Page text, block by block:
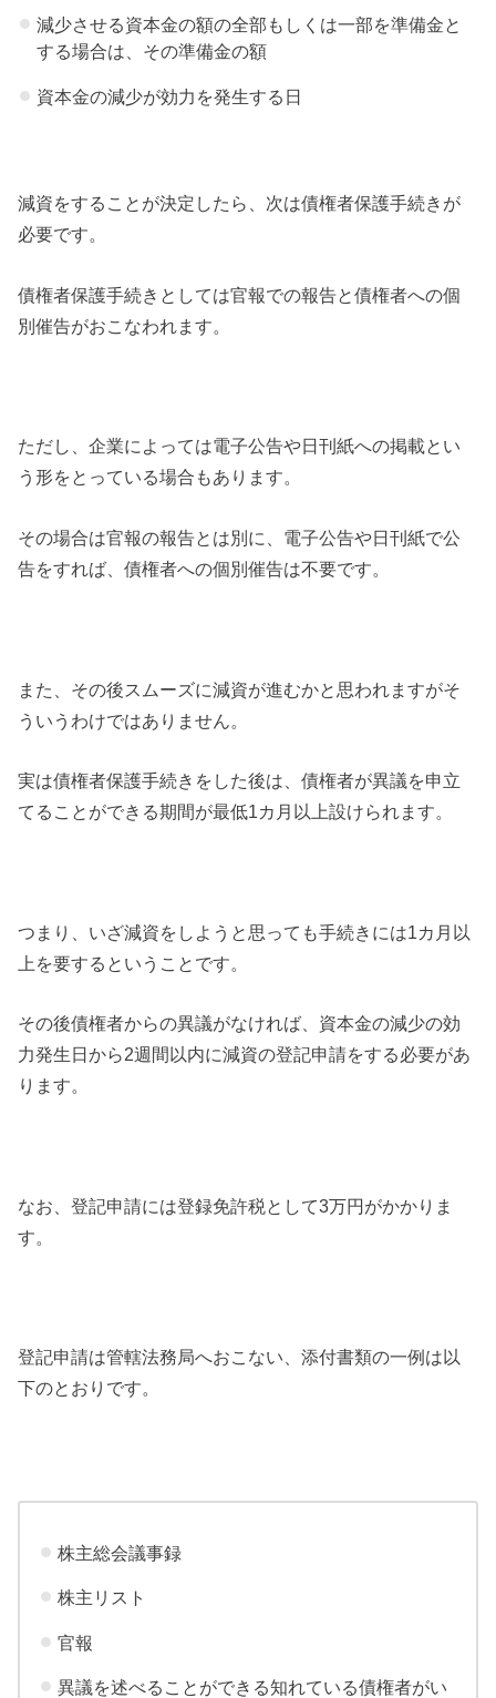
減少させる資本金の額の全部もしくは一部を準備金と
する場合は、その準備金の額
資本金の減少が効力を発生する日
減資をすることが決定したら、次は債権者保護手続きが
必要です。
債権者保護手続きとしては官報での報告と債権者への個
別催告がおこなわれます。
ただし、企業によっては電子公告や日刊紙への掲載とい
う形をとっている場合もあります。
その場合は官報の報告とは別に、電子公告や日刊紙で公
告をすれば、債権者への個別催告は不要です。
また、その後スムーズに減資が進むかと思われますがそ
ういうわけではありません。
実は債権者保護手続きをした後は、債権者が異議を申立
てることができる期間が最低1カ月以上設けられます。
つまり、いざ減資をしようと思っても手続きには1カ月以
上を要するということです。
その後債権者からの異議がなければ、資本金の減少の効
力発生日から2週間以内に減資の登記申請をする必要があ
ります。
なお、登記申請には登録免許税として3万円がかかりま
す。
登記申請は管轄法務局へおこない、添付書類の一例は以
下のとおりです。
株主総会議事録
株主リスト
官報
異議を述べることができる知れている債権者がい